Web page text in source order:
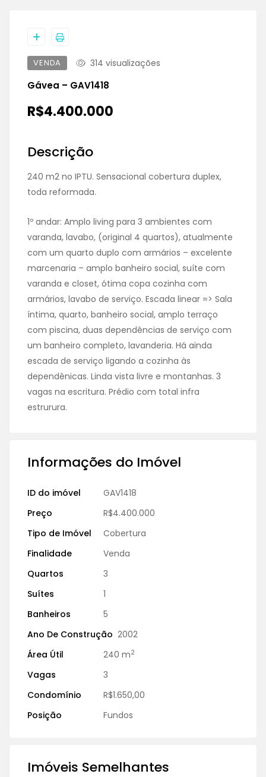
VENDA 314 visualizações
Gávea – GAV1418
R$4.400.000
Descrição
240 m2 no IPTU. Sensacional cobertura duplex,
toda reformada.
1º andar: Amplo living para 3 ambientes com
varanda, lavabo, (original 4 quartos), atualmente
com um quarto duplo com armários – excelente
marcenaria – amplo banheiro social, suíte com
varanda e closet, ótima copa cozinha com
armários, lavabo de serviço. Escada linear => Sala
íntima, quarto, banheiro social, amplo terraço
com piscina, duas dependências de serviço com
um banheiro completo, lavanderia. Há ainda
escada de serviço ligando a cozinha às
dependênicas. Linda vista livre e montanhas. 3
vagas na escritura. Prédio com total infra
estrurura.
Informações do Imóvel
ID do imóvel
GAV1418
Preço
R$4.400.000
Tipo de Imóvel
Cobertura
Finalidade
Venda
Quartos
3
Suítes
1
Banheiros
5
Ano De Construção 2002
Área Útil
240 m2
Vagas
3
Condomínio
R$1.650,00
Posição
Fundos
Imóveis Semelhantes